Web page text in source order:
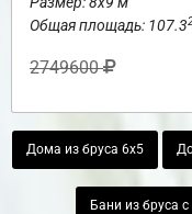
Общая площадь: 107.3
2749600
Дома из бруса 6х5
Бани из бруса